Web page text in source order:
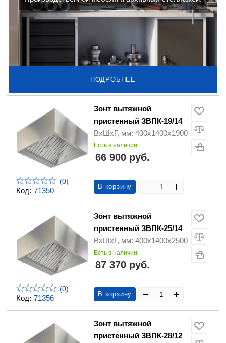
ПОДРОБНЕЕ
Код: 71350
(0)
Зонт вытяжной
пристенный ЗВПК-19/14
ВхШхГ, мм: 400х1400х1900
Есть в наличии
66 900 руб.
В корзину
Код: 71356
(0)
Зонт вытяжной
пристенный ЗВПК-25/14
ВхШхГ, мм: 400х1400х2500
Есть в наличии
87 370 руб.
В корзину
Зонт вытяжной
пристенный ЗВПК-28/12